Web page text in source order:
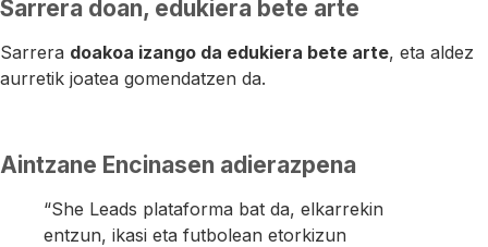
Sarrera doan, edukiera bete arte
Sarrera doakoa izango da edukiera bete arte, eta aldez
aurretik joatea gomendatzen da.
Aintzane Encinasen adierazpena
“She Leads plataforma bat da, elkarrekin
entzun, ikasi eta futbolean etorkizun